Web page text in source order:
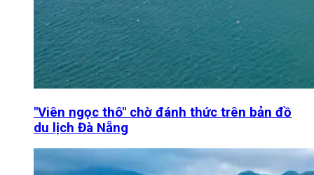
"Viên ngọc thô" chờ đánh thức trên bản đồ
du lịch Đà Nẵng